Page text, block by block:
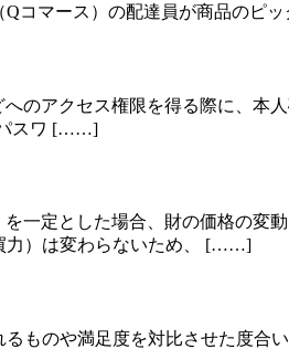
Qコマース）の配達員が商品のピ
のアクセス権限を得る際に、
パスワ [……]
一定とした場合、財の価格の
力）は変わらないため、 [……]
ものや満足度を対比させた度